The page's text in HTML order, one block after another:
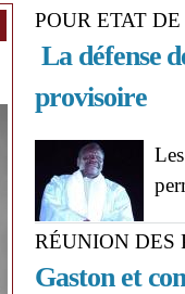
POUR ETAT
La défense
provisoire
RÉUNION DES
Gaston et